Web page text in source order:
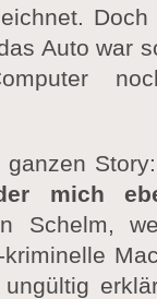
Auto war
ganzen
mich
Schelm,